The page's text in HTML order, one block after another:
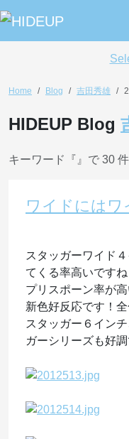
Home Blog 吉田秀雄
HIDEUP Blog
キーワード『 』で 30
ワイドにはワ
スタッガーワイド
てくる率高いですね
プリスポーン率が高
新色好反応です！全
スタッガー６イン
ガーシリーズも好調